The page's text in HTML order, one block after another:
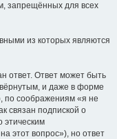
запрещённых для всех
из которых являются
ответ. Ответ может быть
и даже в форме
по соображениям «я не
связан подпиской о
этическим
этот вопрос»), но ответ